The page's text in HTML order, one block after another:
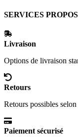
SERVICES
Livraison
Options de livraison
Retours
Retours possibles
Paiement sécurisé